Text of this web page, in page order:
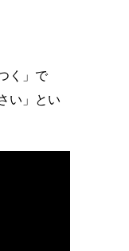
く」で
い」とい